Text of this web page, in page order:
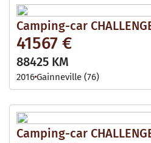
Camping-car
41567 €
88425 KM
2016Gainneville (76)
Camping-car